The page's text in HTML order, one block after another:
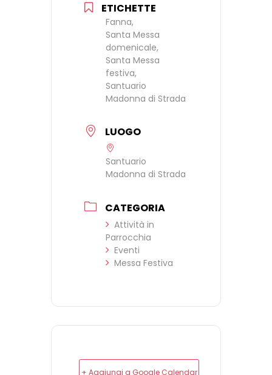
ETICHETTE
Fanna,
Santa Messa
domenicale,
Santa Messa
festiva,
Santuario
Madonna di Strada
LUOGO
Santuario
Madonna di Strada
CATEGORIA
Attività in
Parrocchia
Eventi
Messa Festiva
+ Aggiungi a Google Calendar